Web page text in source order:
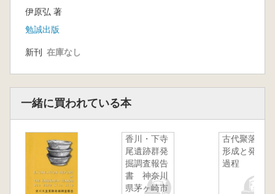
伊原弘 著
勉誠出版
新刊 在庫なし
一緒に買われている本
香川・下寺
尾遺跡群発
掘調査報告
書 神奈川
県茅ヶ崎市
古代聚落の
形成と発展
過程